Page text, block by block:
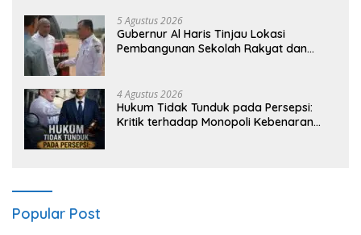
depan sudah ada di tangan”
5 Agustus 2026
Gubernur Al Haris Tinjau Lokasi
Pembangunan Sekolah Rakyat dan
4 Agustus 2026
Hukum Tidak Tunduk pada Persepsi:
Kritik terhadap Monopoli Kebenaran
Popular Post